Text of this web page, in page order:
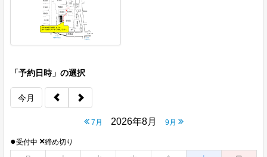
「予約日時」の選択
今月
7月 2026年8月 9月
●受付中 ×締め切り